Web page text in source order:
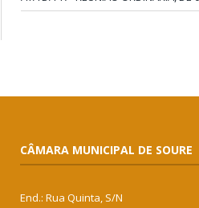
CÂMARA MUNICIPAL DE SOURE
End.: Rua Quinta, S/N